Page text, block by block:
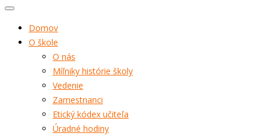
Domov
O škole
O nás
Míľniky histórie školy
Vedenie
Zamestnanci
Etický kódex učiteľa
Úradné hodiny